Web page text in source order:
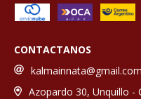
CONTACTANOS
kalmainnata@gmail.com
Azopardo 30, Unquillo -